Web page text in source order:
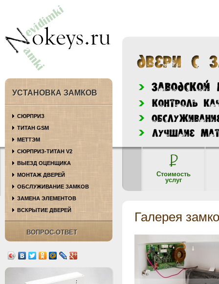
УСТАНОВКА ЗАМКОВ
СЮРПРИЗ
ТИТАН GSM
МЕТТЭМ
СЮРПРИЗ-ТИТАН V2
ВЫЕЗД ОЦЕНЩИКА
МОНТАЖ ДВЕРЕЙ
ОБСЛУЖИВАНИЕ ЗАМКОВ
ЗАМЕНА ЭЛЕМЕНТОВ
ВСКРЫТИЕ ДВЕРЕЙ
ВОПРОС-ОТВЕТ
Стоимость
услуг
Галерея